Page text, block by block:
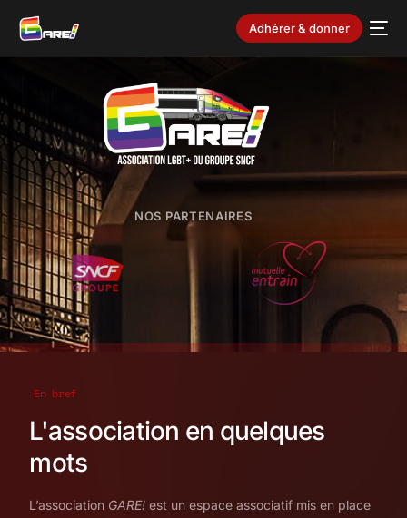
Adhérer & donner
NOS PARTENAIRES
En bref
L'association en quelques
mots
L’association GARE! est un espace associatif mis en place